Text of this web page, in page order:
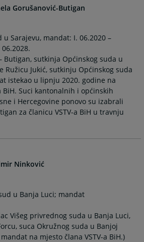
to
keyboard
shortcuts
for
changing
dates.
Gorušanović-Butigan
Sarajevu, mandat: I. 06.2020 –
Butigan, sutkinja Općinskog suda u
Ružicu Jukić, sutkinju Općinskog suda
istekao u lipnju 2020. godine na
BiH. Suci kantonalnih i općinskih
i Hercegovine ponovo su izabrali
za članicu VSTV-a BiH u travnju
Ninković
u Banja Luci; mandat
Višeg privrednog suda u Banja Luci,
suca Okružnog suda u Banjoj
na mjesto člana VSTV-a BiH.)